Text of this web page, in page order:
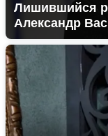
Лишившийся
Александр